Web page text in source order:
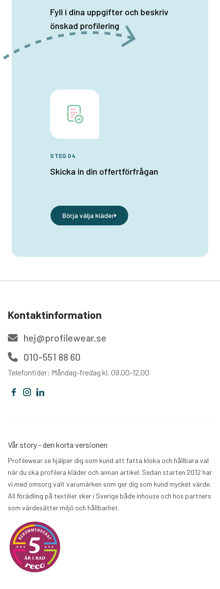
Fyll i dina uppgifter och beskriv
önskad profilering
STEG 04
Skicka in din offertförfrågan
Börja välja kläder
Kontaktinformation
hej@profilewear.se
010-551 88 60
Telefontider: Måndag-fredag kl. 09.00-12.00
Vår story - den korta versionen
Profilewear.se hjälper dig som kund att fatta kloka och hållbara val
när du ska profilera kläder och annan artikel. Sedan starten 2012 har
vi med omsorg valt varumärken som ger dig som kund mycket värde.
All förädling på textilier sker i Sverige både inhouse och hos partners
som värdesätter miljö och hållbarhet.